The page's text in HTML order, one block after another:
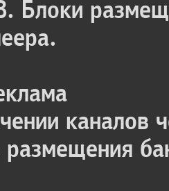
Блоки
каналов
размещения